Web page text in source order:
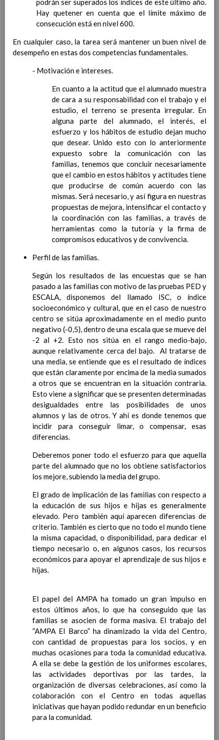
para la etapa. Perfiles de
Ã¡rea y de competencias
Ãrea de Lengua Extranjera
Objetivos del Ã¡rea
revisiÃ³n
ConcreciÃ³n curricular
para la etapa. Perfiles de
Ã¡rea y de
competencias
En revisiÃ³n
Valores y temas transversales a
desarrollar
MetodologÃ­a
Principios generales
metodolÃ³gicos
MetodologÃ­a especÃ­fica de
cada Ã¡rea a seguir
Lengua Castellana y
Literatura
MatemÃ¡ticas
Ciencias de la Naturaleza
Ciencias Sociales
EducaciÃ³n FÃ­sica
EducaciÃ³n ArtÃ­stica
EducaciÃ³n para la
CiudadanÃ­a y los
Derechos Humanos.
Cultura y PrÃ¡ctica
Digital
Valores Sociales y CÃ­
vicos
Ãrea de ReligiÃ³n
CatÃ³lica
Lengua Extranjera
(FrancÃ©s)
En revisiÃ³n
Centro
Papel de los deberes
Tipos de agrupamientos
otrosâ€¦
DistribuciÃ³n del tiempo
escolar
Actividades extraescolares y
complementarias
13 / Sep / 2019
Criterios para la elaboraciÃ³n de las
Programaciones DidÃ¡cticas y las Propuestas
La evaluaciÃ³n del alumnado
Aspectos generales de la evaluaciÃ³n.
CarÃ¡cter de la misma
Criterios, procedimientos e instrumentos
para la realizaciÃ³n de la evaluaciÃ³n inicial
Procedimiento por el que se harÃ¡n
pÃºblicos los criterios de evaluaciÃ³n
comunes y los propios de cada Ã¡rea
Instrumentos para facilitar la observaciÃ³n
continuada de la evoluciÃ³n del proceso de
aprendizaje
Referentes de la evaluaciÃ³n
podrán ser superados los índices de este último año.
Hay quetener en cuenta que el límite máximo de
consecución está en nivel 600.
En cualquier caso, la tarea será mantener un buen nivel de
desempeño en estas dos competencias fundamentales.
- Motivación e intereses.
En cuanto a la actitud que el alumnado muestra
de cara a su responsabilidad con el trabajo y el
estudio, el terreno se presenta irregular. En
alguna parte del alumnado, el interés, el
esfuerzo y los hábitos de estudio dejan mucho
que desear. Unido esto con lo anteriormente
expuesto sobre la comunicación con las
familias, tenemos que concluir necesariamente
que el cambio en estos hábitos y actitudes tiene
que producirse de común acuerdo con las
mismas. Será necesario, y así figura en nuestras
propuestas de mejora, intensificar el contacto y
la coordinación con las familias, a través de
herramientas como la tutoría y la firma de
compromisos educativos y de convivencia.
Perfil de las familias.
Según los resultados de las encuestas que se han
pasado a las familias con motivo de las pruebas PED y
ESCALA, disponemos del llamado ISC, o índice
socioeconómico y cultural, que en el caso de nuestro
centro se sitúa aproximadamente en el medio punto
negativo (-0,5), dentro de una escala que se mueve del
-2 al +2. Esto nos sitúa en el rango medio-bajo,
aunque relativamente cerca del bajo. Al tratarse de
una media, se entiende que es el resultado de índices
que están claramente por encima de la media sumados
a otros que se encuentran en la situación contraria.
Esto viene a significar que se presenten determinadas
desigualdades entre las posibilidades de unos
alumnos y las de otros. Y ahí es donde tenemos que
incidir para conseguir limar, o compensar, esas
diferencias.
Deberemos poner todo el esfuerzo para que aquella
parte del alumnado que no los obtiene satisfactorios
los mejore, subiendo la media del grupo.
El grado de implicación de las familias con respecto a
la educación de sus hijos e hijas es generalmente
elevado. Pero también aquí aparecen diferencias de
criterio. También es cierto que no todo el mundo tiene
la misma capacidad, o disponibilidad, para dedicar el
tiempo necesario o, en algunos casos, los recursos
económicos para apoyar el aprendizaje de sus hijos e
hijas.
El papel del AMPA ha tomado un gran impulso en
estos últimos años, lo que ha conseguido que las
familias se asocien de forma masiva. El trabajo del
“AMPA El Barco” ha dinamizado la vida del Centro,
con cantidad de propuestas para los socios, y en
muchas ocasiones para toda la comunidad educativa.
A ella se debe la gestión de los uniformes escolares,
las actividades deportivas por las tardes, la
organización de diversas celebraciones, así como la
colaboración con el Centro en todas aquellas
iniciativas que hayan podido redundar en un beneficio
para la comunidad.